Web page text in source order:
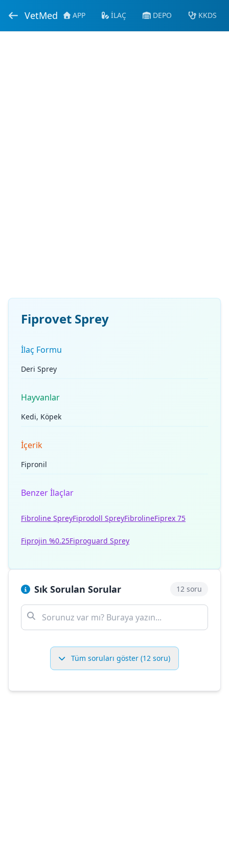
VetMed APP İLAÇ DEPO KKDS
Fiprovet Sprey
İlaç Formu
Deri Sprey
Hayvanlar
Kedi, Köpek
İçerik
Fipronil
Benzer İlaçlar
Fibroline SpreyFiprodoll SpreyFibrolineFiprex 75
Fiprojin %0.25Fiproguard Sprey
Sık Sorulan Sorular 12 soru
Tüm soruları göster (12 soru)